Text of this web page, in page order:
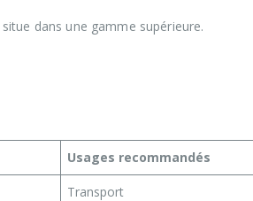
dans une gamme supérieure.
Usages recommandés
Transport